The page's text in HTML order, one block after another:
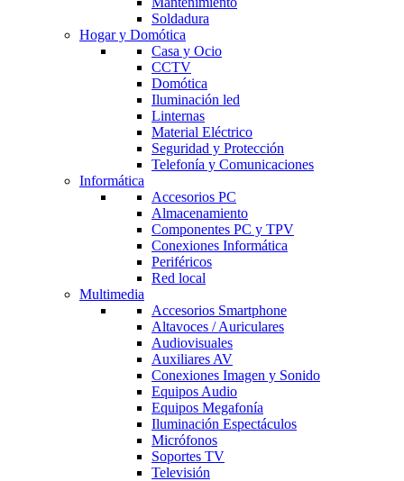
Soldadura
Hogar y Domótica
Casa y Ocio
CCTV
Domótica
Iluminación led
Linternas
Material Eléctrico
Seguridad y Protección
Telefonía y Comunicaciones
Informática
Accesorios PC
Almacenamiento
Componentes PC y TPV
Conexiones Informática
Periféricos
Red local
Multimedia
Accesorios Smartphone
Altavoces / Auriculares
Audiovisuales
Auxiliares AV
Conexiones Imagen y Sonido
Equipos Audio
Equipos Megafonía
Iluminación Espectáculos
Micrófonos
Soportes TV
Televisión